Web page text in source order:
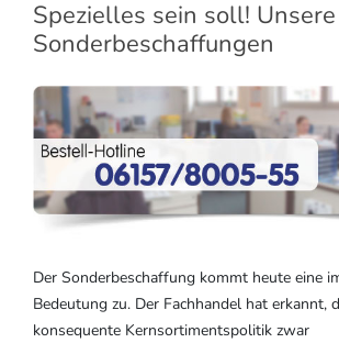
Spezielles sein soll! Unsere
Sonderbeschaffungen
Der Sonderbeschaffung kommt heute eine
Bedeutung zu. Der Fachhandel hat erkannt,
konsequente Kernsortimentspolitik zwar